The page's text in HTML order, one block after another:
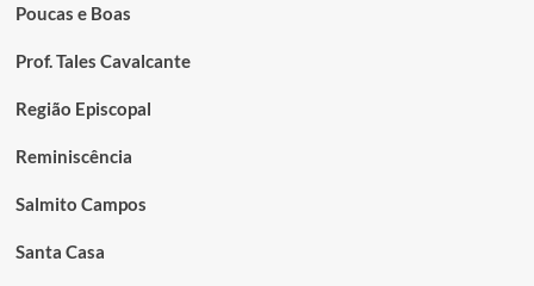
Poucas e Boas
Prof. Tales Cavalcante
Região Episcopal
Reminiscência
Salmito Campos
Santa Casa